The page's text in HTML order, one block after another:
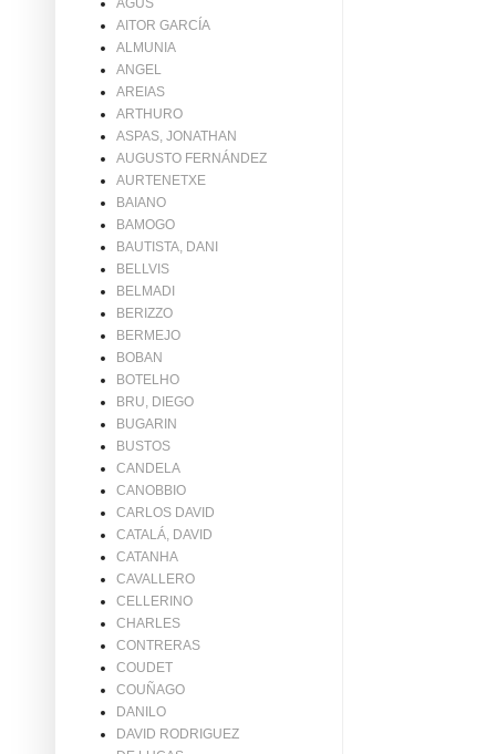
AGUS
AITOR GARCÍA
ALMUNIA
ANGEL
AREIAS
ARTHURO
ASPAS, JONATHAN
AUGUSTO FERNÁNDEZ
AURTENETXE
BAIANO
BAMOGO
BAUTISTA, DANI
BELLVIS
BELMADI
BERIZZO
BERMEJO
BOBAN
BOTELHO
BRU, DIEGO
BUGARIN
BUSTOS
CANDELA
CANOBBIO
CARLOS DAVID
CATALÁ, DAVID
CATANHA
CAVALLERO
CELLERINO
CHARLES
CONTRERAS
COUDET
COUÑAGO
DANILO
DAVID RODRIGUEZ